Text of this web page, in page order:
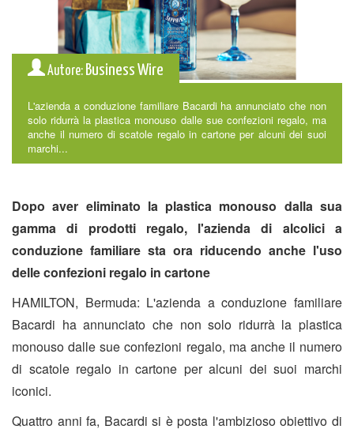
Autore: Business Wire
L'azienda a conduzione familiare Bacardi ha annunciato che non
solo ridurrà la plastica monouso dalle sue confezioni regalo, ma
anche il numero di scatole regalo in cartone per alcuni dei suoi
marchi...
Dopo aver eliminato la plastica monouso dalla sua
gamma di prodotti regalo, l'azienda di alcolici a
conduzione familiare sta ora riducendo anche l'uso
delle confezioni regalo in cartone
HAMILTON, Bermuda: L'azienda a conduzione familiare
Bacardi ha annunciato che non solo ridurrà la plastica
monouso dalle sue confezioni regalo, ma anche il numero
di scatole regalo in cartone per alcuni dei suoi marchi
iconici.
Quattro anni fa, Bacardi si è posta l'ambizioso obiettivo di